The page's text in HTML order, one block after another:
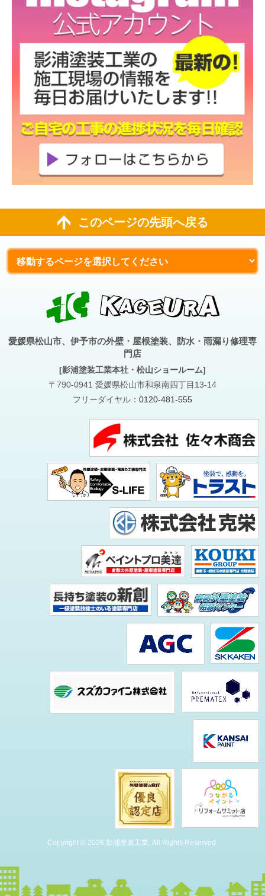
このページの先頭へ戻る
愛媛県松山市、伊予市の外壁・屋根塗装、防水・雨漏り修理専
門店
[影浦塗装工業本社・松山ショールーム]
〒790-0941 愛媛県松山市和泉南四丁目13-14
フリーダイヤル： 0120-481-555
Copyright © 2026 影浦塗装工業. All Rights Reserved.